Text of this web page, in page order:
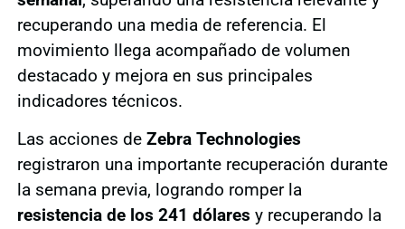
recuperando una media de referencia. El
movimiento llega acompañado de volumen
destacado y mejora en sus principales
indicadores técnicos.
Las acciones de Zebra Technologies
registraron una importante recuperación durante
la semana previa, logrando romper la
resistencia de los 241 dólares y recuperando la